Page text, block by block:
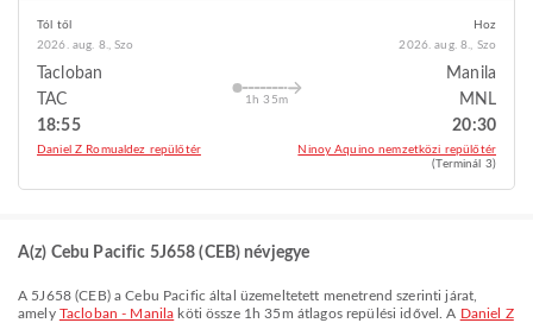
Tól től
2026. aug. 8., Szo
Tacloban
TAC
18:55
Daniel Z Romualdez repülőtér
1h 35m
Hoz
2026. aug. 8., Szo
Manila
MNL
20:30
Ninoy Aquino nemzetközi repülőtér
(Terminál 3)
A(z) Cebu Pacific 5J658 (CEB) névjegye
A 5J658(CEB) aCebu Pacific által üzemeltetett menetrend szerinti járat,
amely Tacloban - Manila köti össze 1h 35m átlagos repülési idővel. A Daniel Z